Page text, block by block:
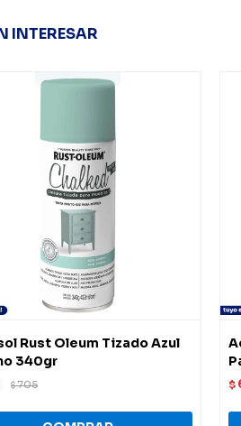
INTERESAR
Rust Oleum Tizado Azul
340gr
$705 $